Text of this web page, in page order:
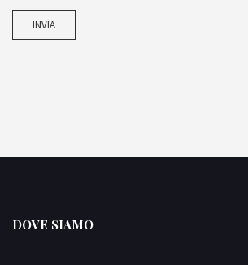
DOVE SIAMO